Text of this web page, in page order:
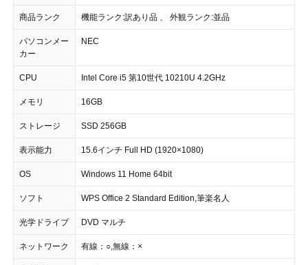
商品ランク 機能ランク:訳あり品 、 外観ランク:並品
パソコンメー
カー
NEC
CPU Intel Core i5 第10世代 10210U 4.2GHz
メモリ 16GB
ストレージ SSD 256GB
表示能力 15.6インチ Full HD (1920×1080)
OS Windows 11 Home 64bit
ソフト WPS Office 2 Standard Edition,筆楽名人
光学ドライブ DVD マルチ
ネットワーク 有線：○,無線：×